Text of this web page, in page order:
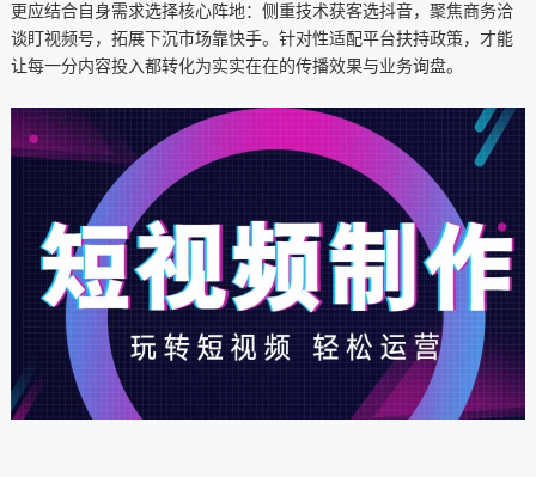
更应结合自身需求选择核心阵地：侧重技术获客选抖音，聚焦商务洽
谈盯视频号，拓展下沉市场靠快手。针对性适配平台扶持政策，才能
让每一分内容投入都转化为实实在在的传播效果与业务询盘。